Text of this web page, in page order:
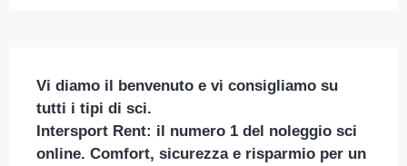
Vi diamo il benvenuto e vi consigliamo su
tutti i tipi di sci.
Intersport Rent: il numero 1 del noleggio sci
online. Comfort, sicurezza e risparmio per un